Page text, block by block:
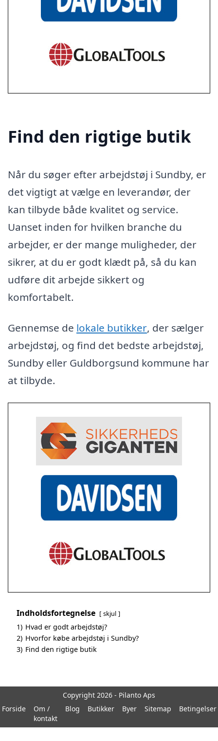
Find den rigtige butik
Når du søger efter arbejdstøj i Sundby, er
det vigtigt at vælge en leverandør, der
kan tilbyde både kvalitet og service.
Uanset inden for hvilken branche du
arbejder, er der mange muligheder, der
sikrer, at du er godt klædt på, så du kan
udføre dit arbejde sikkert og
komfortabelt.
Gennemse de lokale butikker, der sælger
arbejdstøj, og find det bedste arbejdstøj,
Sundby eller Guldborgsund kommune har
at tilbyde.
Indholdsfortegnelse skjul
1) Hvad er godt arbejdstøj?
2) Hvorfor købe arbejdstøj i Sundby?
3) Find den rigtige butik
Copyright 2026 - Pilanto Aps
Forside
Om /
kontakt
Blog Butikker Byer Sitemap Betingelser